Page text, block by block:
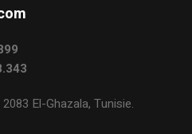
El-Ghazala, Tunisie.